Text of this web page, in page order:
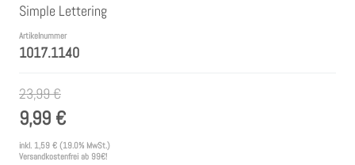
Farben
Zubehör
Frühling/Ostern
Maritim/Sommer
Simple Lettering
Artikelnummer
1017.1140
23,99 €
9,99 €
inkl. 1,59 € (19.0% MwSt.)
Versandkostenfrei ab 99€!